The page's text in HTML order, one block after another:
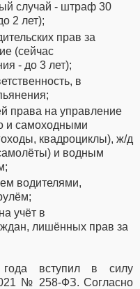
случай - штраф 30
2 лет);
прав за
(сейчас
- до 3 лет);
в
права на управление
и самоходными
квадроциклы), ж/д
и водным
водителями,
учёт в
лишённых прав за
вступил в силу
№ 258-ФЗ. Согласно